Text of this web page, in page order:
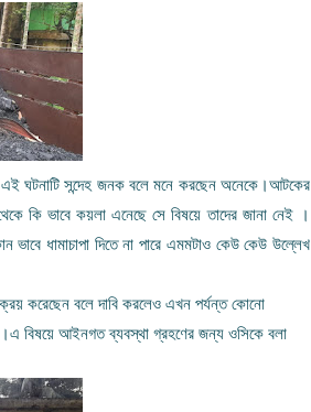
এই ঘটনাটি সন্দেহ জনক বলে মনে করছেন অনেকে।আটকের
কি ভাবে কয়লা এনেছে সে বিষয়ে তাদের জানা নেই ।
ধামাচাপা দিতে না পারে এমমটাও কেউ কেউ উল্লেখ
ক্রয় করেছেন বলে দাবি করলেও এখন পর্যন্ত কোনো
বিষয়ে আইনগত ব্যবস্থা গ্রহণের জন্য ওসিকে বলা